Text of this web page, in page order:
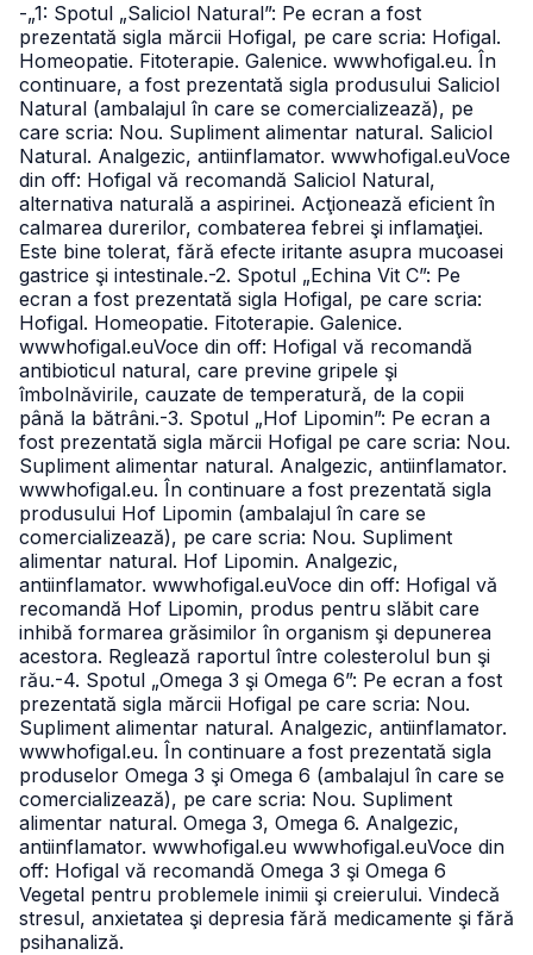
-„1: Spotul „Saliciol Natural”: Pe ecran a fost
prezentată sigla mărcii Hofigal, pe care scria: Hofigal.
Homeopatie. Fitoterapie. Galenice. wwwhofigal.eu. În
continuare, a fost prezentată sigla produsului Saliciol
Natural (ambalajul în care se comercializează), pe
care scria: Nou. Supliment alimentar natural. Saliciol
Natural. Analgezic, antiinflamator. wwwhofigal.euVoce
din off: Hofigal vă recomandă Saliciol Natural,
alternativa naturală a aspirinei. Acţionează eficient în
calmarea durerilor, combaterea febrei şi inflamaţiei.
Este bine tolerat, fără efecte iritante asupra mucoasei
gastrice şi intestinale.-2. Spotul „Echina Vit C”: Pe
ecran a fost prezentată sigla Hofigal, pe care scria:
Hofigal. Homeopatie. Fitoterapie. Galenice.
wwwhofigal.euVoce din off: Hofigal vă recomandă
antibioticul natural, care previne gripele şi
îmbolnăvirile, cauzate de temperatură, de la copii
până la bătrâni.-3. Spotul „Hof Lipomin”: Pe ecran a
fost prezentată sigla mărcii Hofigal pe care scria: Nou.
Supliment alimentar natural. Analgezic, antiinflamator.
wwwhofigal.eu. În continuare a fost prezentată sigla
produsului Hof Lipomin (ambalajul în care se
comercializează), pe care scria: Nou. Supliment
alimentar natural. Hof Lipomin. Analgezic,
antiinflamator. wwwhofigal.euVoce din off: Hofigal vă
recomandă Hof Lipomin, produs pentru slăbit care
inhibă formarea grăsimilor în organism şi depunerea
acestora. Reglează raportul între colesterolul bun şi
rău.-4. Spotul „Omega 3 şi Omega 6”: Pe ecran a fost
prezentată sigla mărcii Hofigal pe care scria: Nou.
Supliment alimentar natural. Analgezic, antiinflamator.
wwwhofigal.eu. În continuare a fost prezentată sigla
produselor Omega 3 şi Omega 6 (ambalajul în care se
comercializează), pe care scria: Nou. Supliment
alimentar natural. Omega 3, Omega 6. Analgezic,
antiinflamator. wwwhofigal.eu wwwhofigal.euVoce din
off: Hofigal vă recomandă Omega 3 şi Omega 6
Vegetal pentru problemele inimii şi creierului. Vindecă
stresul, anxietatea şi depresia fără medicamente şi fără
psihanaliză.